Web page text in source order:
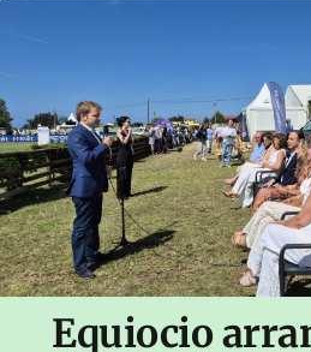
Equiocio